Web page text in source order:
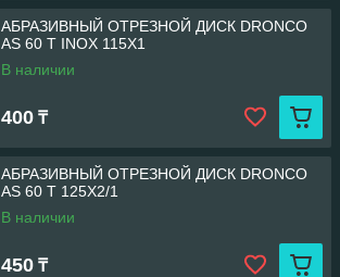
АБРАЗИВНЫЙ ОТРЕЗНОЙ ДИСК DRONCO
AS 60 T INOX 115Х1
В наличии
400 ₸
АБРАЗИВНЫЙ ОТРЕЗНОЙ ДИСК DRONCO
AS 60 T 125Х2/1
В наличии
450 ₸